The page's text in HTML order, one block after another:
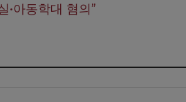
·아동학대 혐의”